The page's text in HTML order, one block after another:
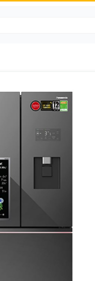
năng công
đều hướng tới